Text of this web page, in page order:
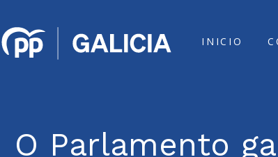
INICIO
O Parlamento